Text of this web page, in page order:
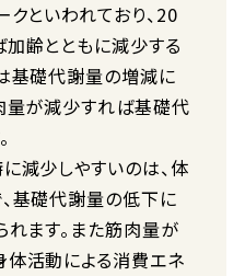
といわれており、20
齢とともに減少する
基礎代謝量の増減に
量が減少すれば基礎代
減少しやすいのは、体
基礎代謝量の低下に
れます。また筋肉量が
活動による消費エネ